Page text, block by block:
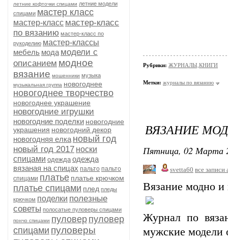
летние кофточки спицами летние модели
спицами мастер класс
мастер-класс мастер-класс
по вязанию мастер-класс по
рукоделию мастер-классы
мебель мода модели с
описанием модное
вязание мошенники музыка
музыкальная группа новогоднее
новогоднее творчество
новогоднее украшение
новогодние игрушки
новогодние поделки новогодние
украшения новогодний декор
новогодняя елка новый год
новый год 2017 носки
спицами одежда одежда
вязаная на спицах пальто пальто
спицами платье платье крючком
платье спицами плед пледы
крючком поделки полезные
советы полосатые пуловеры спицами
пончо спицами пуловер пуловер
спицами пуловеры
Рубрики: ЖУРНАЛЫ,КНИГИ
Метки: журналы по вязанию
ВЯЗАНИЕ
Пятница, 02 Марта
svetta60 все записи
Вязание модно
Журнал по
мужские модели